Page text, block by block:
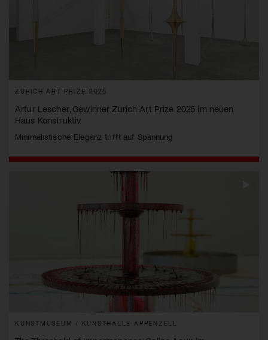
ZURICH ART PRIZE 2025
Artur Lescher, Gewinner Zurich Art Prize 2025 im neuen
Haus Konstruktiv
Minimalistische Eleganz trifft auf Spannung
KUNSTMUSEUM / KUNSTHALLE APPENZELL